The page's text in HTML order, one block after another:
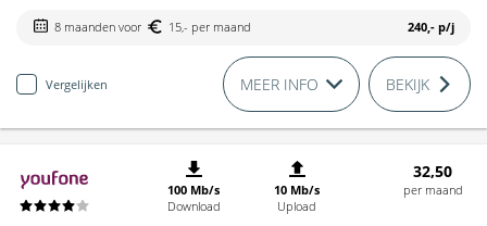
8 maanden voor 15,- per maand 240,- p/j
Vergelijken MEER INFO BEKIJK
100 Mb/s
Download
10 Mb/s
Upload
32,50
per maand